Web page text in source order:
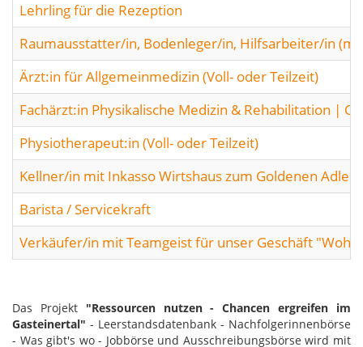
Lehrling für die Rezeption
Raumausstatter/in, Bodenleger/in, Hilfsarbeiter/in
Ärzt:in für Allgemeinmedizin (Voll- oder Teilzeit)
Fachärzt:in Physikalische Medizin & Rehabilitation |
Physiotherapeut:in (Voll- oder Teilzeit)
Kellner/in mit Inkasso Wirtshaus zum Goldenen Adler
Barista / Servicekraft
Verkäufer/in mit Teamgeist für unser Geschäft
Das Projekt "Ressourcen nutzen - Chancen ergreifen im
Gasteinertal" - Leerstandsdatenbank - Nachfolgerinnenbörse
- Was gibt's wo - Jobbörse und Ausschreibungsbörse wird mit